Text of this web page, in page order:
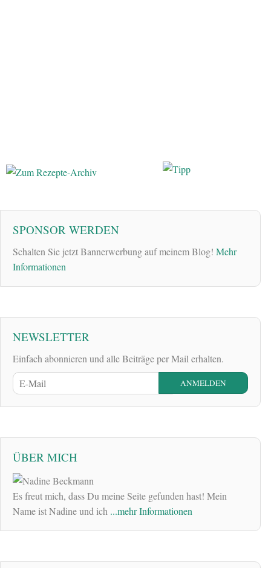
SPONSOR WERDEN
Schalten Sie jetzt Bannerwerbung auf meinem Blog! Mehr
Informationen
NEWSLETTER
Einfach abonnieren und alle Beiträge per Mail erhalten.
ÜBER MICH
Es freut mich, dass Du meine Seite gefunden hast! Mein
Name ist Nadine und ich ...mehr Informationen